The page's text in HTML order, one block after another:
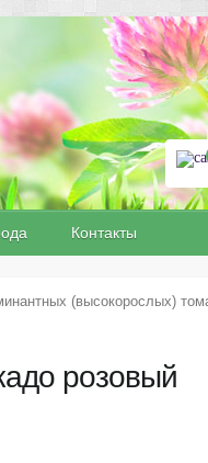
Контакты
(высокорослых)
розовый